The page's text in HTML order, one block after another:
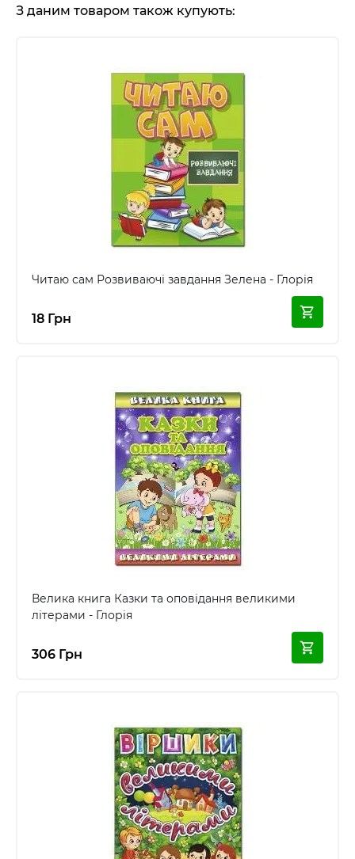
З даним товаром також купують:
Читаю сам Розвиваючі завдання Зелена - Глорія
18 Грн
Велика книга Казки та оповідання великими
літерами - Глорія
306 Грн